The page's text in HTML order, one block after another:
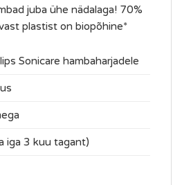
juba ühe nädalaga! 70%
plastist on biopõhine*
Sonicare hambaharjadele
iga 3 kuu tagant)